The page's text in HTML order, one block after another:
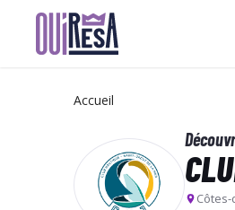
Accueil
Côtes-